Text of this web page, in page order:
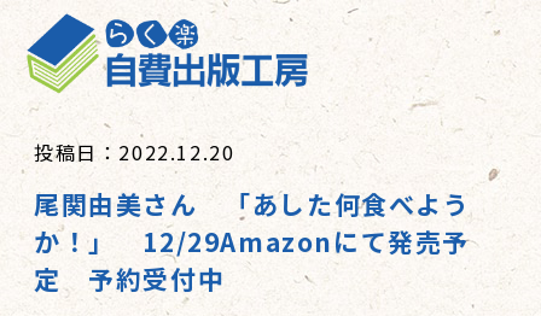
投稿日：2022.12.20
尾関由美さん 「あした何食べよう
か！」 12/29Amazonにて発売予
定 予約受付中